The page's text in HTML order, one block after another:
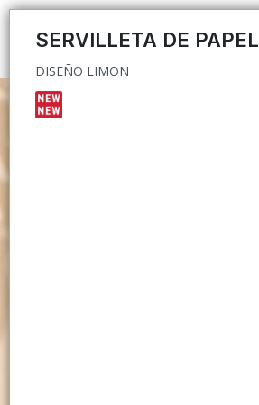
DISEÑO LIMON
SERVILLETA DE PAPEL
DISEÑO LIMON